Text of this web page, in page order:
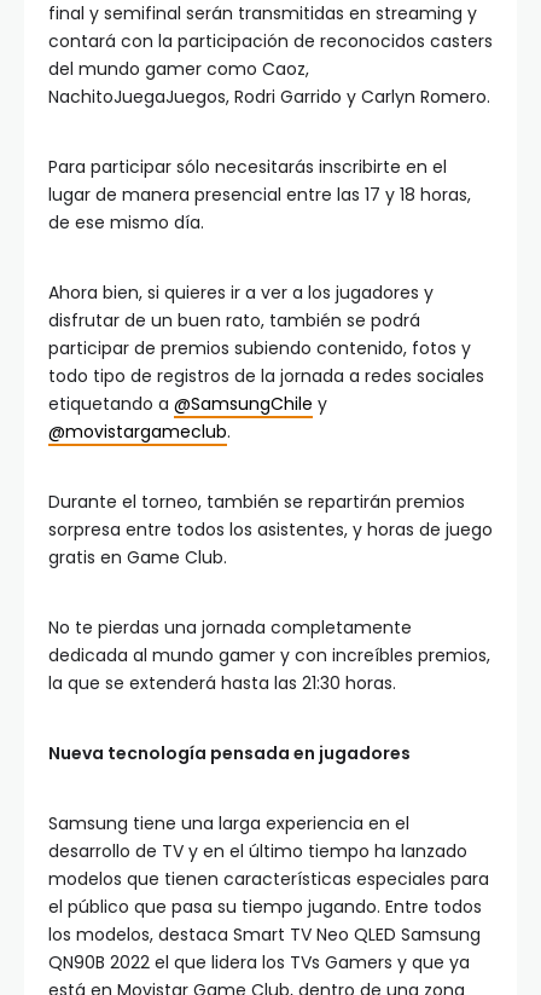
final y semifinal serán transmitidas en streaming y
contará con la participación de reconocidos casters
del mundo gamer como Caoz,
NachitoJuegaJuegos, Rodri Garrido y Carlyn Romero.
Para participar sólo necesitarás inscribirte en el
lugar de manera presencial entre las 17 y 18 horas,
de ese mismo día.
Ahora bien, si quieres ir a ver a los jugadores y
disfrutar de un buen rato, también se podrá
participar de premios subiendo contenido, fotos y
todo tipo de registros de la jornada a redes sociales
etiquetando a @SamsungChile y
@movistargameclub.
Durante el torneo, también se repartirán premios
sorpresa entre todos los asistentes, y horas de juego
gratis en Game Club.
No te pierdas una jornada completamente
dedicada al mundo gamer y con increíbles premios,
la que se extenderá hasta las 21:30 horas.
Nueva tecnología pensada en jugadores
Samsung tiene una larga experiencia en el
desarrollo de TV y en el último tiempo ha lanzado
modelos que tienen características especiales para
el público que pasa su tiempo jugando. Entre todos
los modelos, destaca Smart TV Neo QLED Samsung
QN90B 2022 el que lidera los TVs Gamers y que ya